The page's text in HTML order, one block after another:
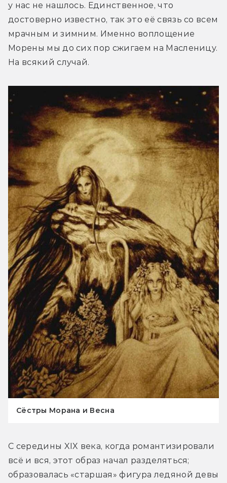
у нас не нашлось. Единственное, что
достоверно известно, так это её связь со всем
мрачным и зимним. Именно воплощение
Морены мы до сих пор сжигаем на Масленицу.
На всякий случай.
Сёстры Морана и Весна
С середины XIX века, когда романтизировали
всё и вся, этот образ начал разделяться;
образовалась «старшая» фигура ледяной девы